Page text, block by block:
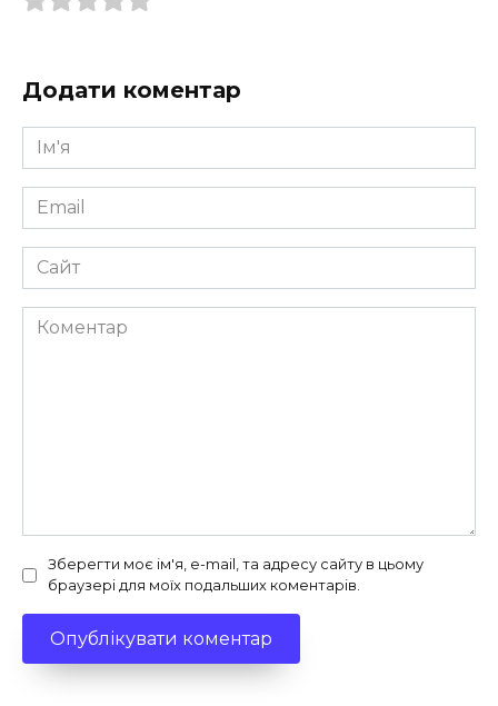
Додати коментар
Ім'я
*
Email
*
Сайт
Коментар
Зберегти моє ім'я, e-mail, та адресу сайту в цьому
браузері для моїх подальших коментарів.